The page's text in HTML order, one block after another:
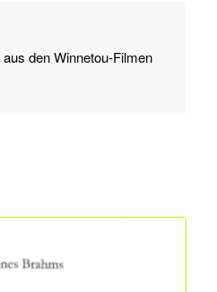
den Winnetou-Filmen